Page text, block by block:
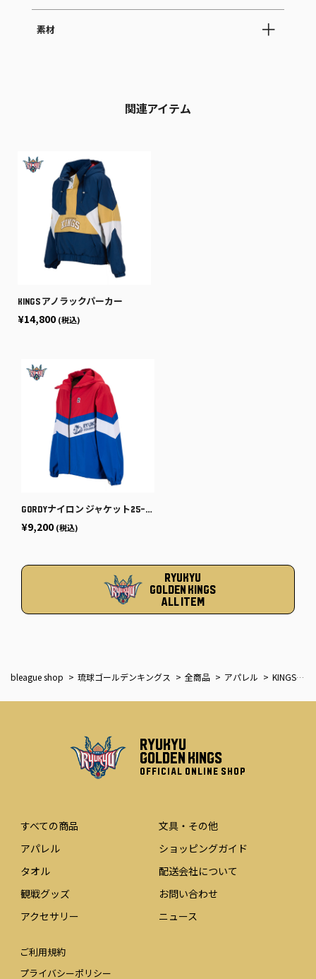
素材
関連アイテム
KINGS アノラックパーカー
¥14,800 (税込)
GORDYナイロン ジャケット25-26 [RED-BLU]
¥9,200 (税込)
RYUKYU
GOLDEN KINGS
ALL ITEM
bleague shop 琉球ゴールデンキングス 全商品 アパレル KINGSナイロン ジャケット25-26 [BEI-NVY]
RYUKYU
GOLDEN KINGS
OFFICIAL ONLINE SHOP
すべての商品
アパレル
タオル
観戦グッズ
アクセサリー
文具・その他
ショッピングガイド
配送会社について
お問い合わせ
ニュース
ご利用規約
プライバシーポリシー